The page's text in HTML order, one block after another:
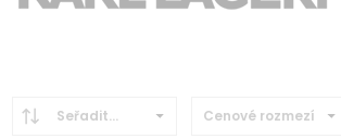
Seřadit... Cenové rozmezí